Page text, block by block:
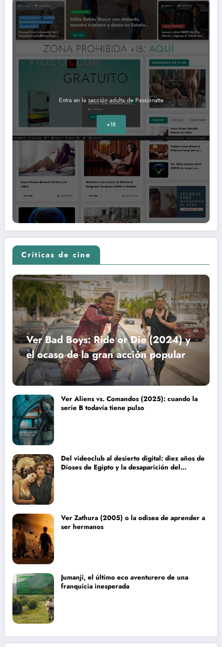
Entra en la sección adulta de Passionatte
+18
Críticas de cine
Ver Bad Boys: Ride or Die (2024) y
el ocaso de la gran acción popular
Ver Aliens vs. Comandos (2025): cuando la
serie B todavía tiene pulso
Del videoclub al desierto digital: diez años de
Dioses de Egipto y la desaparición del
Ver Zathura (2005) o la odisea de aprender a
ser hermanos
Jumanji, el último eco aventurero de una
franquicia inesperada